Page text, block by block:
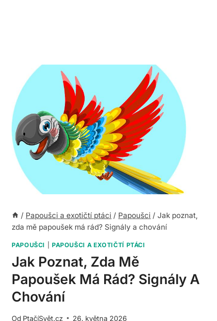
/ Papoušci a exotičtí ptáci / Papoušci / Jak poznat,
zda mě papoušek má rád? Signály a chování
PAPOUŠCI PAPOUŠCI A EXOTIČTÍ PTÁCI
Jak Poznat, Zda Mě
Papoušek Má Rád? Signály A
Chování
Od PtačíSvět.cz 26. května 2026